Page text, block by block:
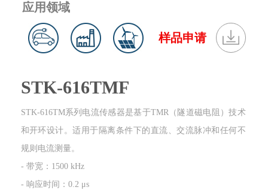
应用领域
样品申请
STK-616TMF
STK-616TM系列电流传感器是基于TMR（隧道磁电阻）技术
和开环设计。适用于隔离条件下的直流、交流脉冲和任何不
规则电流测量。
- 带宽：1500 kHz
- 响应时间：0.2 μs